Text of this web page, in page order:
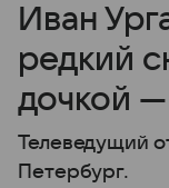
Иван
редкий
дочкой
Телеведущий
Петербург.